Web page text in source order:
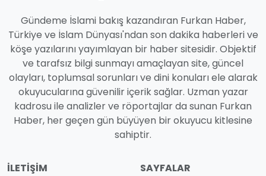
Gündeme İslami bakış kazandıran Furkan Haber,
Türkiye ve İslam Dünyası'ndan son dakika haberleri ve
köşe yazılarını yayımlayan bir haber sitesidir. Objektif
ve tarafsız bilgi sunmayı amaçlayan site, güncel
olayları, toplumsal sorunları ve dini konuları ele alarak
okuyucularına güvenilir içerik sağlar. Uzman yazar
kadrosu ile analizler ve röportajlar da sunan Furkan
Haber, her geçen gün büyüyen bir okuyucu kitlesine
sahiptir.
İLETIŞIM
SAYFALAR